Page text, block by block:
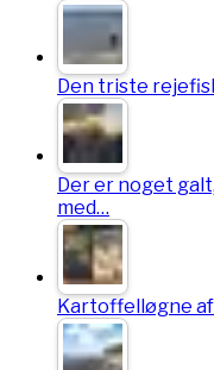
Den triste
Der er noget
med…
Kartoffelløgne